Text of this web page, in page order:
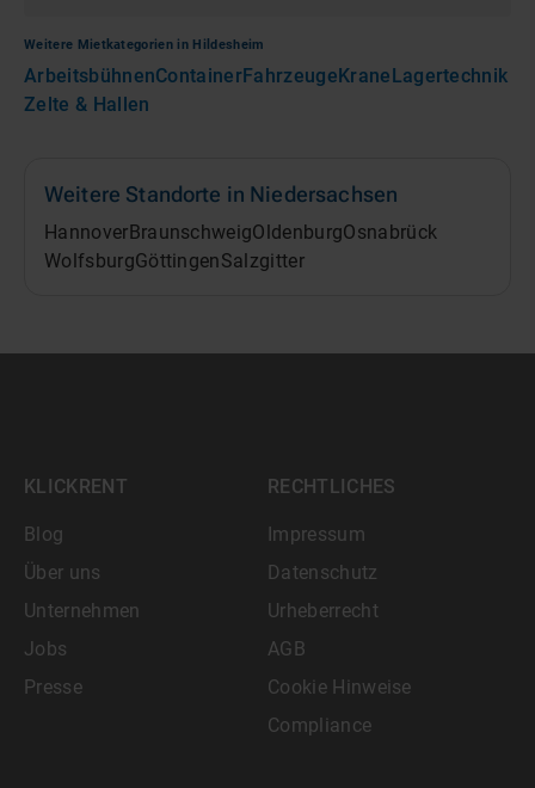
Weitere Mietkategorien in Hildesheim
ArbeitsbühnenContainerFahrzeugeKraneLagertechnik
Zelte & Hallen
Weitere Standorte in Niedersachsen
Hannover BraunschweigOldenburgOsnabrück
WolfsburgGöttingenSalzgitter
KLICKRENT
Blog
Über uns
Unternehmen
Jobs
Presse
RECHTLICHES
Impressum
Datenschutz
Urheberrecht
AGB
Cookie Hinweise
Compliance